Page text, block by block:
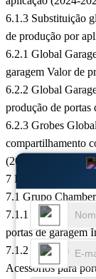
6.1.3 Substituição
de produção por
6.2.1 Global
garagem Valor de
6.2.2 Global
produção de portas
6.2.3 Grobes
compartilhamento
(2018-2029)
7 Empresas-chave
7.1 Grupo
7.1.1 Grupo de
portas de garagem
7.1.2 Garagem
Acessórios para